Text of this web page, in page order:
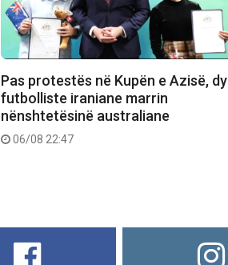
Pas protestës në Kupën e Azisë, dy
futbolliste iraniane marrin
nënshtetësinë australiane
06/08 22:47